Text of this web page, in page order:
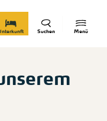
Menü
Suchen